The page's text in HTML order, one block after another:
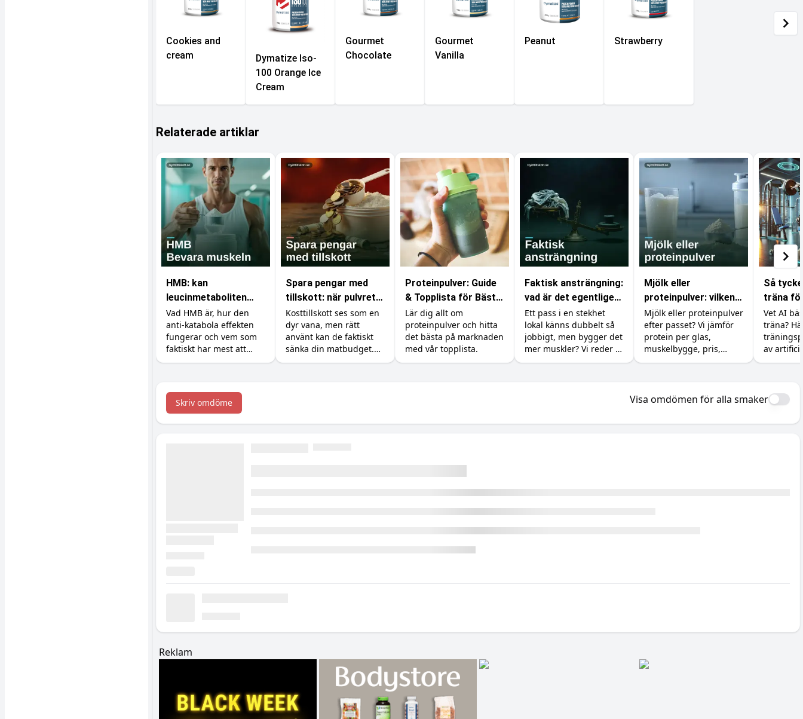
Cookies and
cream
Dymatize Iso-
100 Orange Ice
Cream
Gourmet
Chocolate
Gourmet
Vanilla
Peanut Strawberry
Relaterade artiklar
HMB: kan
leucinmetaboliten
skydda dina muskler?
Vad HMB är, hur den
anti-katabola effekten
fungerar och vem som
faktiskt har mest att
vinna på tillskottet.
Spara pengar med
tillskott: när pulvret
är billigare än maten
Kosttillskott ses som en
dyr vana, men rätt
använt kan de faktiskt
sänka din matbudget.
Så ersätter du dyra
Proteinpulver: Guide
& Topplista för Bästa
Resultat
Lär dig allt om
proteinpulver och hitta
det bästa på marknaden
med vår topplista.
Faktisk ansträngning:
vad är det egentligen
som räknas i
gymmet?
Ett pass i en stekhet
lokal känns dubbelt så
jobbigt, men bygger det
mer muskler? Vi reder ut
skillnaden mellan att
Mjölk eller
proteinpulver: vilken
proteinkälla ska du
välja?
Mjölk eller proteinpulver
efter passet? Vi jämför
protein per glas,
muskelbygge, pris,
kalorier och magen, så
är värt pengarna.
Så
träna
muskler
Vet AI
träna?
av
Skriv omdöme Visa omdömen för alla smaker
Reklam